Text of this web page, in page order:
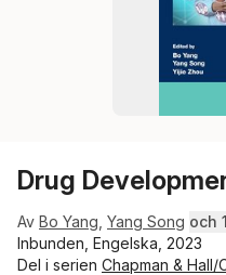
Drug
Av Bo Yang Yang Song och
Inbunden, Engelska, 2023
Del i serien Chapman & Hall/